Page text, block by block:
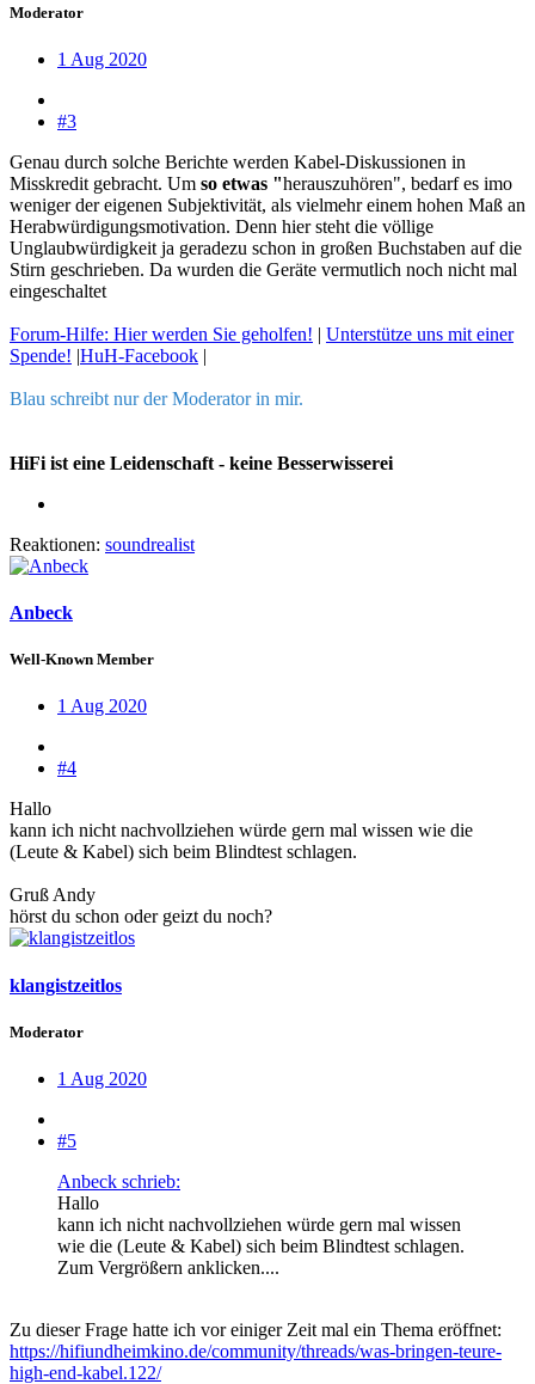
Moderator
1 Aug 2020
#3
Genau durch solche Berichte werden Kabel-Diskussionen in
Misskredit gebracht. Um so etwas "herauszuhören", bedarf es imo
weniger der eigenen Subjektivität, als vielmehr einem hohen Maß an
Herabwürdigungsmotivation. Denn hier steht die völlige
Unglaubwürdigkeit ja geradezu schon in großen Buchstaben auf die
Stirn geschrieben. Da wurden die Geräte vermutlich noch nicht mal
eingeschaltet
Forum-Hilfe: Hier werden Sie geholfen! | Unterstütze uns mit einer
Spende! |HuH-Facebook |
Blau schreibt nur der Moderator in mir.
HiFi ist eine Leidenschaft - keine Besserwisserei
Reaktionen: soundrealist
Anbeck
Well-Known Member
1 Aug 2020
#4
Hallo
kann ich nicht nachvollziehen würde gern mal wissen wie die
(Leute & Kabel) sich beim Blindtest schlagen.
Gruß Andy
hörst du schon oder geizt du noch?
klangistzeitlos
Moderator
1 Aug 2020
#5
Anbeck schrieb:
Hallo
kann ich nicht nachvollziehen würde gern mal wissen
wie die (Leute & Kabel) sich beim Blindtest schlagen.
Zum Vergrößern anklicken....
Zu dieser Frage hatte ich vor einiger Zeit mal ein Thema eröffnet:
https://hifiundheimkino.de/community/threads/was-bringen-teure-
high-end-kabel.122/